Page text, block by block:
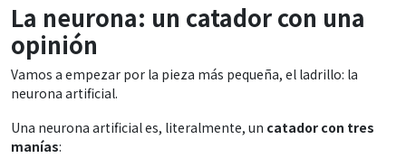
La neurona: un catador con una
opinión
Vamos a empezar por la pieza más pequeña, el ladrillo: la
neurona artificial.
Una neurona artificial es, literalmente, un catador con tres
manías: